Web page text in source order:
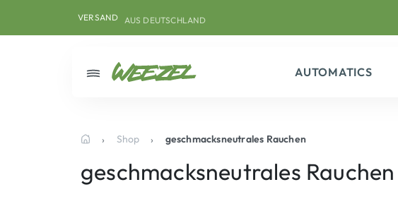
VERSAND AUS DEUTSCHLAND
AUTOMATICS
Shop geschmacksneutrales Rauchen
geschmacksneutrales Rauchen